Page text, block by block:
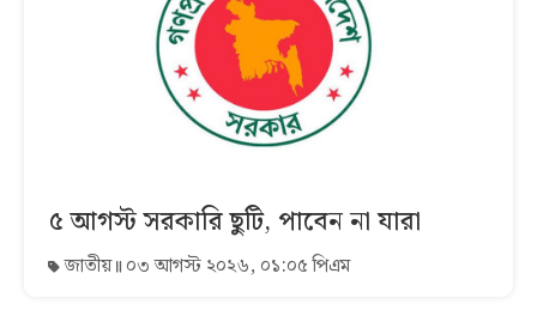
৫ আগস্ট সরকারি ছুটি, পাবেন না যারা
জাতীয় ০৩ আগস্ট ২০২৬, ০১:০৫ পিএম